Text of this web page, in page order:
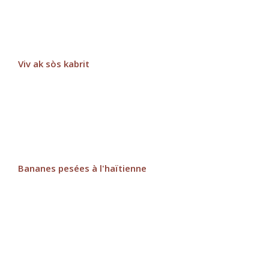
Viv ak sòs kabrit
Bananes pesées à l'haïtienne